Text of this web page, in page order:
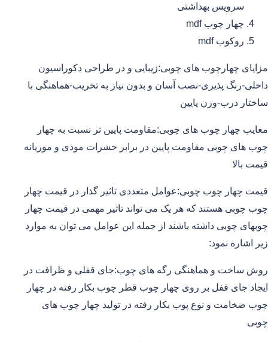
سرویس بهداشتی
چهار چوب mdf
روکوب mdf
مزایای چهارچوب های چوبی:زیبایی و در طراحی دکوراسیون
داخلی-رنگ پذیری-نصب آسان و بدون نیاز به تخریب-هماهنگی با
ساختار درب-وزن پایین
معایب چهار چوب های چوبی:مقاومت پایین تر نسبت به چهار
چوب های چوبی مقاومت پایین در برابر حشرات موذی و موریانه
قیمت بالا
قیمت چهار چوب چوبی:عوامل متعددی تاثیر گذار در قیمت چهار
چوب چوبی هستند که هر یک می تواند تاثیر مهمی در قیمت چهار
چوبهای چوبی داشته باشند از جمله این عوامل می توان به موارد
زیر اشاره نمود:
روش ساخت و هماهنگی رگه های چوب:جای قفلی و ظرافت در
ایجاد جای قفل بر روی چهار چوب قطر چوب بکار رفته در چهار
چوب ضخامت و نوع پوب بکار رفته در تولید چهار چوب های
چوبی